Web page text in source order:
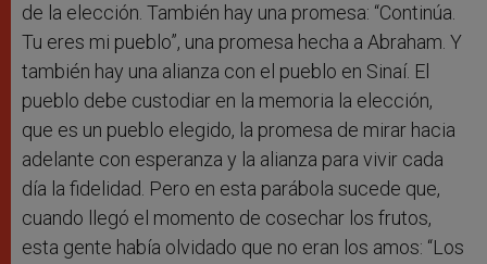
de la elección. También hay una promesa: “Continúa.
Tu eres mi pueblo”, una promesa hecha a Abraham. Y
también hay una alianza con el pueblo en Sinaí. El
pueblo debe custodiar en la memoria la elección,
que es un pueblo elegido, la promesa de mirar hacia
adelante con esperanza y la alianza para vivir cada
día la fidelidad. Pero en esta parábola sucede que,
cuando llegó el momento de cosechar los frutos,
esta gente había olvidado que no eran los amos: “Los